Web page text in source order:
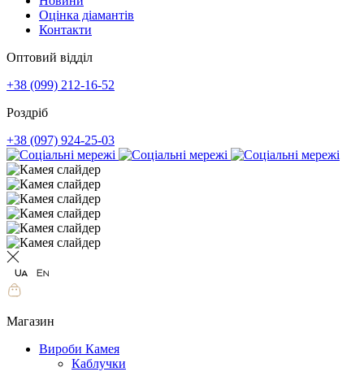
Оцінка діамантів
Контакти
Оптовий відділ
+38 (099) 212-16-52
Роздріб
+38 (097) 924-25-03
Магазин
Вироби Камея
Каблучки